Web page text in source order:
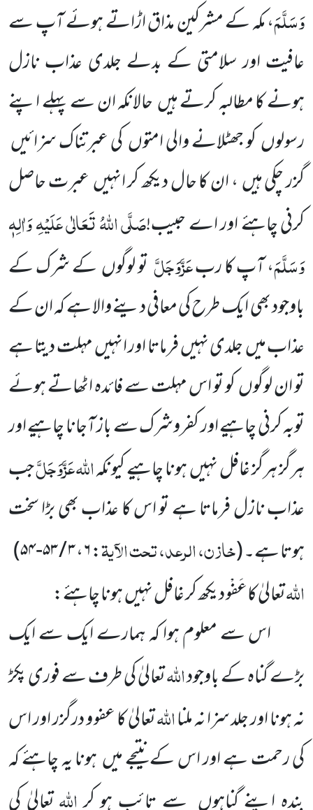
وَسَلَّمَ، مکہ کے مشرکین مذاق اڑاتے ہوئے آپ سے
عافیت اور سلامتی کے بدلے جلدی عذاب نازل
ہونے کا مطالبہ کرتے ہیں حالانکہ ان سے پہلے اپنے
رسولوں کو جھٹلانے والی امتوں کی عبرتناک سزائیں
گزر چکی ہیں ، ان کا حال دیکھ کر انہیں عبرت حاصل
کرنی چاہئے اور اے حبیب!صَلَّی اللّٰہُ تَعَالٰی عَلَیْہِ وَاٰلِہٖ
وَسَلَّمَ، آپ کا ربعَزَّوَجَلَّتو لوگوں کے شرک کے
باوجود بھی ایک طرح کی معافی دینے والا ہے کہ ان کے
عذاب میں جلدی نہیں فرماتا اور انہیں مہلت دیتا ہے
تو ان لوگوں کو تو اس مہلت سے فائدہ اٹھاتے ہوئے
توبہ کرنی چاہیے اور کفروشرک سے باز آجانا چاہیے اور
ہرگز ہرگز غافل نہیں ہونا چاہیے کیونکہاللّٰہعَزَّوَجَلَّجب
عذاب نازل فرماتا ہے تو اس کا عذاب بھی بڑا سخت
ہوتا ہے۔(خازن، الرعد، تحت الآیۃ:۶،۳ / ۵۳-۵۴ )
اللّٰہتعالیٰ کاعَفْو دیکھ کر غافل نہیں ہونا چاہئے:
اس سے معلوم ہوا کہ ہمارے ایک سے ایک
بڑے گناہ کے باوجوداللّٰہتعالیٰ کی طرف سے فوری پکڑ
نہ ہونا اور جلد سزا نہ ملنااللّٰہتعالیٰ کا عفو و درگزر اور اس
کی رحمت ہے اور اس کے نتیجے میں ہونا یہ چاہئے کہ
بندہ اپنے گناہوں سے تائب ہو کراللّٰہتعالیٰ کی